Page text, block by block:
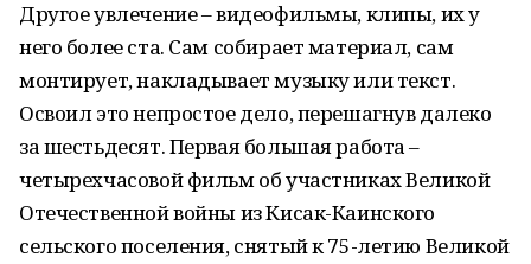
Другое увлечение – видеофильмы, клипы, их у
него более ста. Сам собирает материал, сам
монтирует, накладывает музыку или текст.
Освоил это непростое дело, перешагнув далеко
за шестьдесят. Первая большая работа –
четырехчасовой фильм об участниках Великой
Отечественной войны из Кисак-Каинского
сельского поселения, снятый к 75-летию Великой